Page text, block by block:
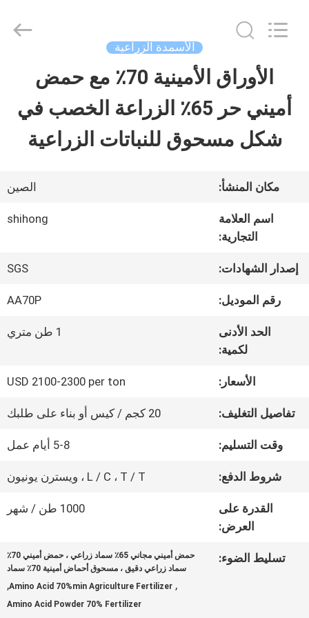
الصفحة
الرئيسية
أشرطة
معلومات
في
المعمل
مراقبة
الجودة
Sichuan
Shihong
Reserved.
الأسمدة الزراعية
الأوراق الأمينية 70٪ مع حمض
أميني حر 65٪ الزراعة الخصب في
شكل مسحوق للنباتات الزراعية
مكان المنشأ: الصين
اسم العلامة
التجارية:
shihong
إصدار الشهادات: SGS
رقم الموديل: AA70P
الحد الأدنى
لكمية:
1 طن متري
الأسعار: USD 2100-2300 per ton
تفاصيل التغليف: 20 كجم / كيس أو بناء على طلبك
وقت التسليم: 5-8 أيام عمل
شروط الدفع: L / C ، T / T ، ويسترن يونيون
القدرة على
العرض:
1000 طن / شهر
تسليط الضوء:
حمض أميني مجاني 65٪ سماد زراعي ، حمض أميني 70٪
سماد زراعي دقيق ، مسحوق أحماض أمينية 70٪ سماد
,
Amino Acid 70%min Agriculture Fertilizer
,
Amino Acid Powder 70% Fertilizer